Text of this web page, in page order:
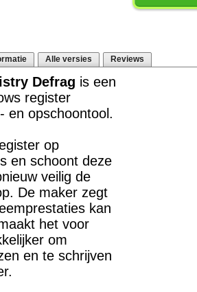
Alle versies Reviews
Defrag is een
register
en opschoontool.
op
en schoont deze
veilig de
De maker zegt
kan
het voor
om
en te schrijven